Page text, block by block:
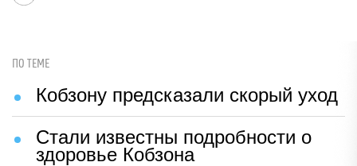
ПО ТЕМЕ
Кобзону предсказали скорый уход
Стали известны подробности о
здоровье Кобзона